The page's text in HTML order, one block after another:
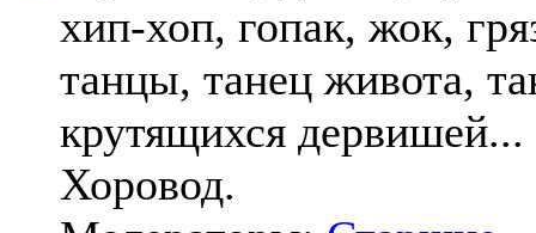
хип-хоп, гопак, жок,
танцы, танец живота,
крутящихся дервишей...
Хоровод.